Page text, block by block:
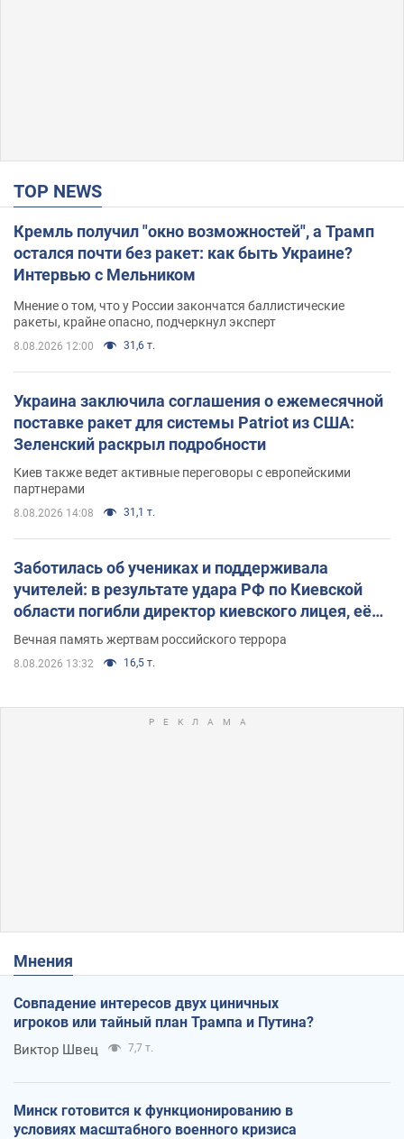
TOP NEWS
Кремль получил "окно возможностей", а Трамп
остался почти без ракет: как быть Украине?
Интервью с Мельником
Мнение о том, что у России закончатся баллистические
ракеты, крайне опасно, подчеркнул эксперт
8.08.2026 12:00 31,6 т.
Украина заключила соглашения о ежемесячной
поставке ракет для системы Patriot из США:
Зеленский раскрыл подробности
Киев также ведет активные переговоры с европейскими
партнерами
8.08.2026 14:08 31,1 т.
Заботилась об учениках и поддерживала
учителей: в результате удара РФ по Киевской
области погибли директор киевского лицея, её
муж и внук
Вечная память жертвам российского террора
8.08.2026 13:32 16,5 т.
Мнения
Совпадение интересов двух циничных
игроков или тайный план Трампа и Путина?
Виктор Швец 7,7 т.
Минск готовится к функционированию в
условиях масштабного военного кризиса